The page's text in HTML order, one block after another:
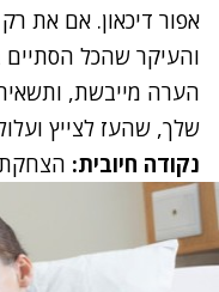
אפור דיכאון. אם את
והעיקר שהכל הסתיים
הערה מייבשת,
שלך, שהעז לצייץ
נקודה חיובית: